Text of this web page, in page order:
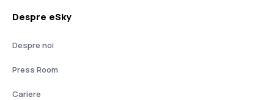
Despre eSky
Despre noi
Press Room
Cariere